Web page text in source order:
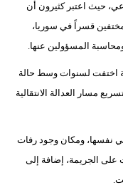
حيث اعتبر كثيرون أن
قسراً في سوريا،
المسؤولين عنها.
اختفت لسنوات وسط حالة
مسار العدالة الانتقالية
نفسها، ومكان وجود رفات
على الجريمة، إضافة إلى